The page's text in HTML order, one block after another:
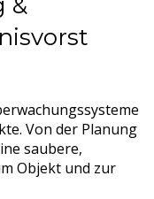
Von der Planung
saubere,
Objekt und zur